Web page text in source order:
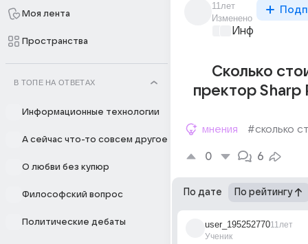
Моя лента
Пространства
В ТОПЕ НА ОТВЕТАХ
Информационные технологии
А сейчас что-то совсем другое
О любви без купюр
Философский вопрос
Политические дебаты
11лет
Изменено
Сколько
пректор Sharp
мнения #сколько
0 6
По дате По рейтингу
user_195252770
Ученик
11лет